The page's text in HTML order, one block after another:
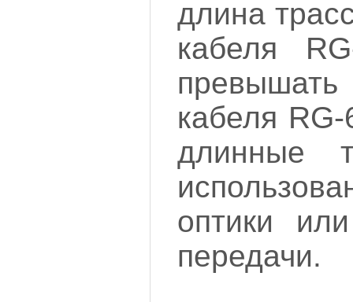
длина
кабеля
кабеля
длинные
оптики
передачи.